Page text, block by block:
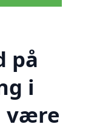
på
i
være